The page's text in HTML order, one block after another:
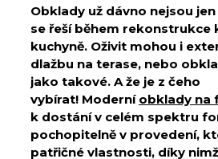
Obklady už dávno nejsou
se řeší během rekonstrukce
kuchyně. Oživit mohou i
dlažbu na terase, nebo
jako takové. A že je z čeho
vybírat! Moderní obklady na
k dostání v celém spektru
pochopitelně v provedení,
patřičné vlastnosti, díky